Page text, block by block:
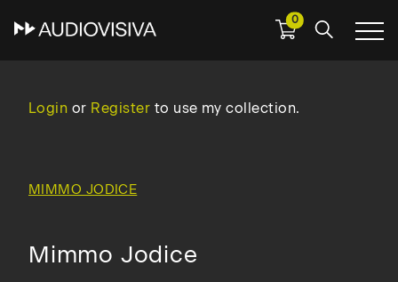
main
navigation
0
Login or Register to use my collection.
MIMMO JODICE
Mimmo Jodice